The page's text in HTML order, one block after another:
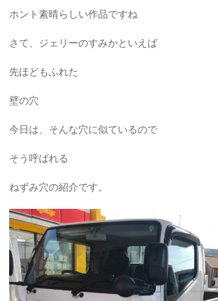
ホント素晴らしい作品ですね
さて、ジェリーのすみかといえば
先ほどもふれた
壁の穴
今日は、そんな穴に似ているので
そう呼ばれる
ねずみ穴の紹介です。